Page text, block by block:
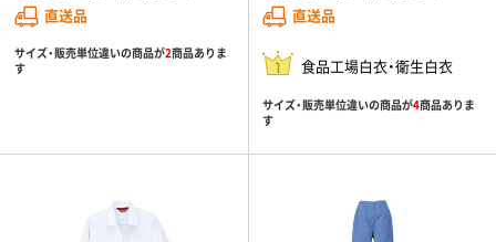
直送品
サイズ・販売単位違いの商品が2商品ありま
す
直送品
食品工場白衣・衛生白衣
サイズ・販売単位違いの商品が4商品ありま
す